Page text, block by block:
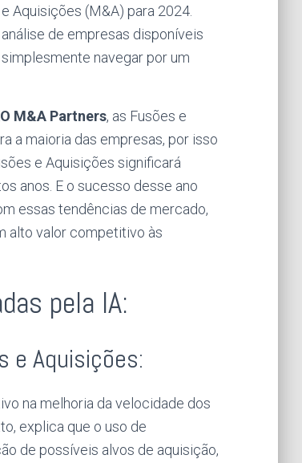
Aquisições (M&A) para 2024.
de empresas disponíveis
navegar por um
M&A Partners, as Fusões e
a maioria das empresas, por isso
e Aquisições significará
anos. E o sucesso desse ano
essas tendências de mercado,
alto valor competitivo às
pela IA:
e Aquisições:
na melhoria da velocidade dos
explica que o uso de
de possíveis alvos de aquisição,